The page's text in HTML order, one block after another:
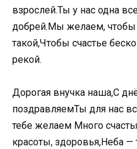
взрослей.Ты у нас одна
добрей.Мы желаем, чтобы
такой,Чтобы счастье
рекой.
Дорогая внучка наша,С
поздравляемТы для нас
тебе желаем Много
красоты, здоровья,Неба —